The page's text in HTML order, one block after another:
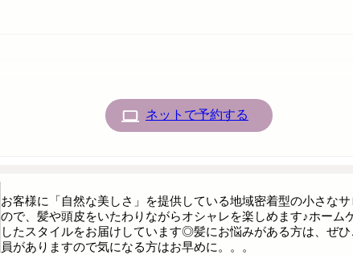
ネットで予約する
お客様に「自然な美しさ」を提供している地域密着型の小さな
ので、髪や頭皮をいたわりながらオシャレを楽しめます♪ホー
したスタイルをお届けしています◎髪にお悩みがある方は、ぜ
員がありますので気になる方はお早めに。。。